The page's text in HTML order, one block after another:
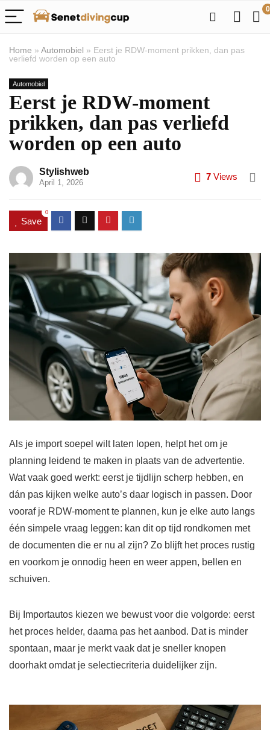
0
Home » Automobiel » Eerst je RDW-moment prikken, dan pas
verliefd worden op een auto
Automobiel
Eerst je RDW-moment
prikken, dan pas verliefd
worden op een auto
Stylishweb
April 1, 2026
7 Views
Save
0
Als je import soepel wilt laten lopen, helpt het om je
planning leidend te maken in plaats van de advertentie.
Wat vaak goed werkt: eerst je tijdlijn scherp hebben, en
dán pas kijken welke auto’s daar logisch in passen. Door
vooraf je RDW-moment te plannen, kun je elke auto langs
één simpele vraag leggen: kan dit op tijd rondkomen met
de documenten die er nu al zijn? Zo blijft het proces rustig
en voorkom je onnodig heen en weer appen, bellen en
schuiven.
Bij Importautos kiezen we bewust voor die volgorde: eerst
het proces helder, daarna pas het aanbod. Dat is minder
spontaan, maar je merkt vaak dat je sneller knopen
doorhakt omdat je selectiecriteria duidelijker zijn.